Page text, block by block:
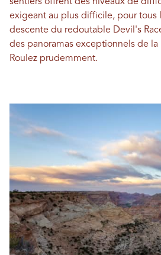
exigeant au plus difficile, pour tous
descente du redoutable Devil's
des panoramas exceptionnels de la
Roulez prudemment.